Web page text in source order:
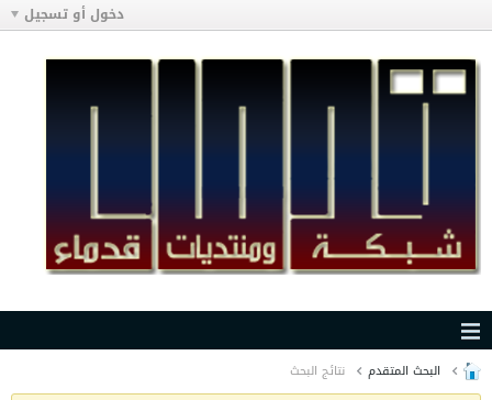
دخول أو تسجيل
البحث المتقدم نتائج البحث